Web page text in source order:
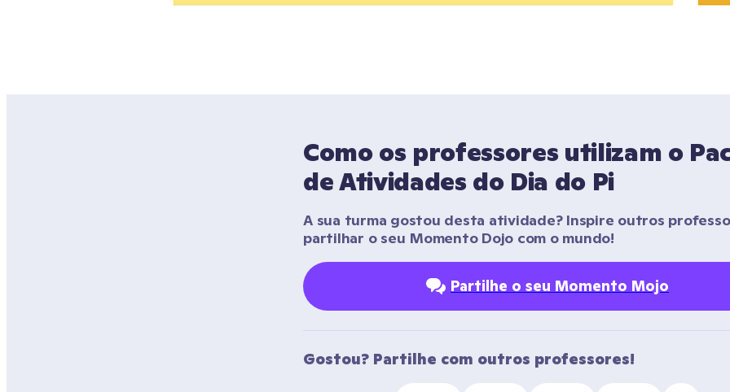
Como os professores utilizam o
de Atividades do Dia do Pi
A sua turma gostou desta atividade? Inspire outros
partilhar o seu Momento Dojo com o mundo!
Partilhe o seu Momento Mojo
Gostou? Partilhe com outros professores!